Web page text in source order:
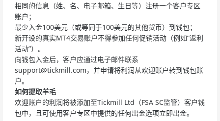
相同的信息（姓、名、电子邮箱、生日等）注册一个客户专区
账户；
最少入金100美元（或等同于100美元的其他货币）到钱包；
新开设的真实MT4交易账户不得参加任何促销活动（例如“返利
活动”）。
向钱包入金后，客户应通过电子邮件联系
support@tickmill.com，并申请将利润从欢迎账户转到钱包账
户。
如何提取羊毛
欢迎账户的利润将被添加至Tickmill Ltd（FSA SC监管）客户钱
包中，且可使用客户专区中提供的任何出金选项立即出金。